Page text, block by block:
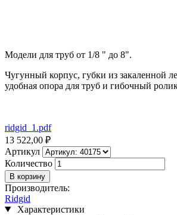
Модели для труб от 1/8 " до 8".
Чугун­ный корпус, губки из закаленной
удобная опора для труб и гибочный
ridgid_1.pdf
13 522,00 ₽
Артикул
Количество
Производитель:
Ridgid
Характеристики